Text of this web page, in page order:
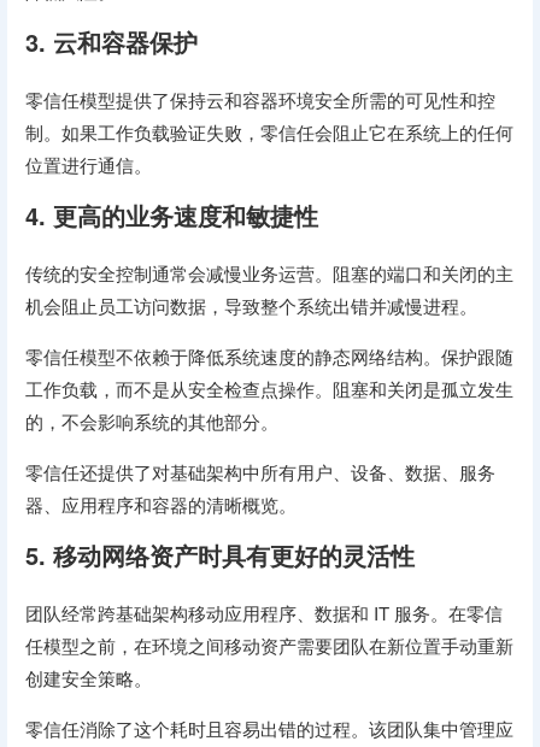
3. 云和容器保护
零信任模型提供了保持云和容器环境安全所需的可见性和控
制。如果工作负载验证失败，零信任会阻止它在系统上的任何
位置进行通信。
4. 更高的业务速度和敏捷性
传统的安全控制通常会减慢业务运营。阻塞的端口和关闭的主
机会阻止员工访问数据，导致整个系统出错并减慢进程。
零信任模型不依赖于降低系统速度的静态网络结构。保护跟随
工作负载，而不是从安全检查点操作。阻塞和关闭是孤立发生
的，不会影响系统的其他部分。
零信任还提供了对基础架构中所有用户、设备、数据、服务
器、应用程序和容器的清晰概览。
5. 移动网络资产时具有更好的灵活性
团队经常跨基础架构移动应用程序、数据和 IT 服务。在零信
任模型之前，在环境之间移动资产需要团队在新位置手动重新
创建安全策略。
零信任消除了这个耗时且容易出错的过程。该团队集中管理应